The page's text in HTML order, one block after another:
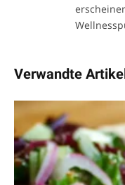
Verwandte